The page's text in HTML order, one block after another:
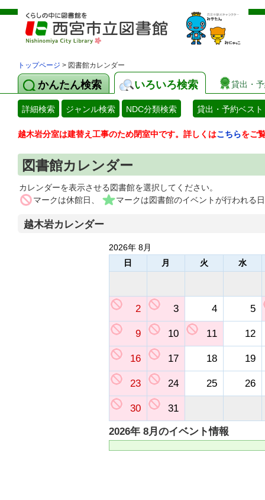
トップページ > 図書館カレンダー
かんたん検索 いろいろ検索 貸出・
詳細検索 ジャンル検索 NDC分類検索 貸出・予約ベスト
越木岩分室は建替え工事のため閉室中です。詳しくはこちらをご
図書館カレンダー
カレンダーを表示させる図書館を選択してください。
マークは休館日、
マークは図書館のイベントが行われる
越木岩カレンダー
2026年 8月
日
月 火 水
2 3 4 5
9 10 11 12
16 17 18 19
23 24 25 26
30
31
2026年 8月のイベント情報